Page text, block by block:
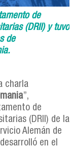
de
(DRII) y tuvo
de
charla
”,
de
(DRII) de la
Alemán de
en el